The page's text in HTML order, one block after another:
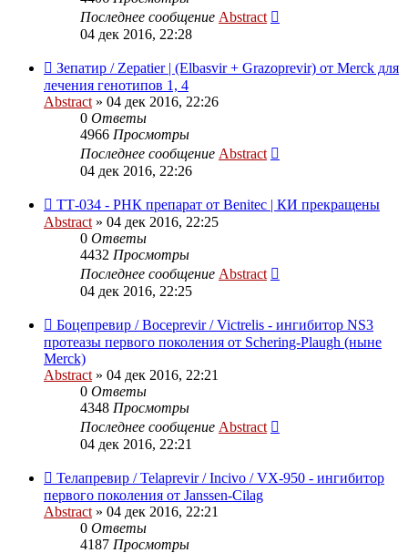
Последнее сообщение Abstract
04 дек 2016, 22:28
Зепатир / Zepatier | (Elbasvir + Grazoprevir) от Merck для
лечения генотипов 1, 4
Abstract » 04 дек 2016, 22:26
0 Ответы
4966 Просмотры
Последнее сообщение Abstract
04 дек 2016, 22:26
ТТ-034 - РНК препарат от Benitec | КИ прекращены
Abstract » 04 дек 2016, 22:25
0 Ответы
4432 Просмотры
Последнее сообщение Abstract
04 дек 2016, 22:25
Боцепревир / Boceprevir / Victrelis - ингибитор NS3
протеазы первого поколения от Schering-Plaugh (ныне
Merck)
Abstract » 04 дек 2016, 22:21
0 Ответы
4348 Просмотры
Последнее сообщение Abstract
04 дек 2016, 22:21
Телапревир / Telaprevir / Incivo / VX-950 - ингибитор
первого поколения от Janssen-Cilag
Abstract » 04 дек 2016, 22:21
0 Ответы
4187 Просмотры